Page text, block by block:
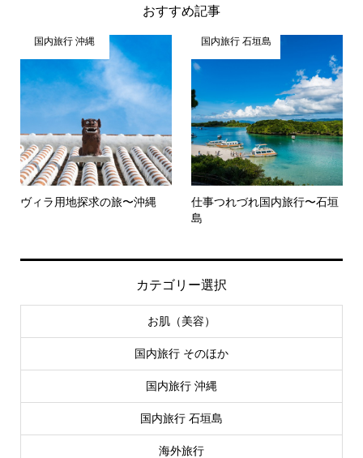
おすすめ記事
国内旅行 沖縄
ヴィラ用地探求の旅〜沖縄
国内旅行 石垣島
仕事つれづれ国内旅行〜石垣
島
カテゴリー選択
お肌（美容）
国内旅行 そのほか
国内旅行 沖縄
国内旅行 石垣島
海外旅行